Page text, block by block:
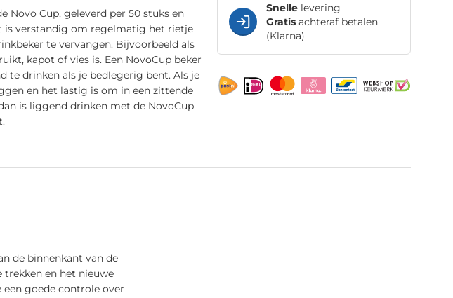
Novo Cup, geleverd per 50 stuks en
is verstandig om regelmatig het rietje
te vervangen. Bijvoorbeeld als
kapot of vies is. Een NovoCup beker
te drinken als je bedlegerig bent. Als je
en het lastig is om in een zittende
is liggend drinken met de NovoCup
Snellelevering
Gratisachteraf betalen
(Klarna)
de binnenkant van de
trekken en het nieuwe
goede controle over